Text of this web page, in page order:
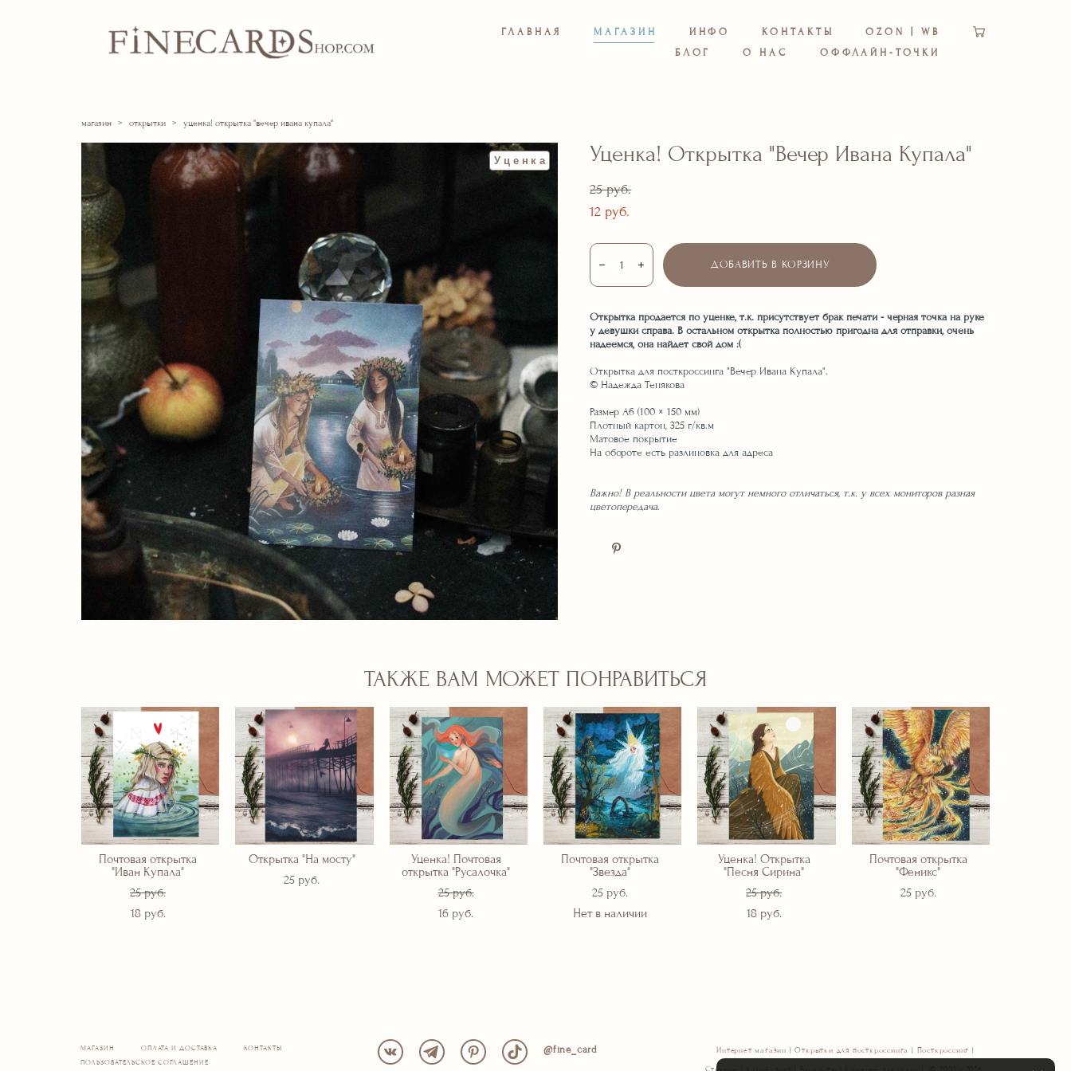
ГЛАВНАЯ МАГАЗИН ИНФО КОНТАКТЫ
OZON | WB
БЛОГ
О НАС ОФФЛАЙН-ТОЧКИ
магазин > открытки > уценка! открытка "вечер ивана купала"
Уценка Уценка! Открытка "Вечер Ивана Купала"
25 pуб.
12 pуб.
ДОБАВИТЬ В КОРЗИНУ
Открытка продается по уценке, т.к. присутствует брак печати - черная точка на руке
у девушки справа. В остальном открытка полностью пригодна для отправки, очень
надеемся, она найдет свой дом :(
Открытка для посткроссинга "Вечер Ивана Купала".
© Надежда Тенякова
Размер А6 (100 × 150 мм)
Плотный картон, 325 г/кв.м
Матовое покрытие
На обороте есть разлиновка для адреса
Важно! В реальности цвета могут немного отличаться, т.к. у всех мониторов разная
цветопередача.
ТАКЖЕ ВАМ МОЖЕТ ПОНРАВИТЬСЯ
Почтовая открытка
"Иван Купала"
25 pуб.
18 pуб.
Открытка "На мосту"
25 pуб.
Уценка! Почтовая
открытка "Русалочка"
25 pуб.
16 pуб.
Почтовая открытка
"Звезда"
25 pуб.
Нет в наличии
Уценка! Открытка
"Песня Сирина"
25 pуб.
18 pуб.
Почтовая открытка
"Феникс"
25 pуб.
МАГАЗИН ОПЛАТА И ДОСТАВКА
КОНТАКТЫ
ПОЛЬЗОВАТЕЛЬСКОЕ СОГЛАШЕНИЕ
@fine_card
Интернет магазин | Открытки для посткроссинга | Посткроссинг |